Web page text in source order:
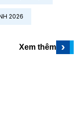
2026
Xem thêm ›